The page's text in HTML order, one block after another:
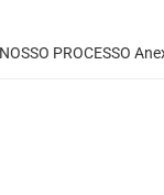
PROCESSO